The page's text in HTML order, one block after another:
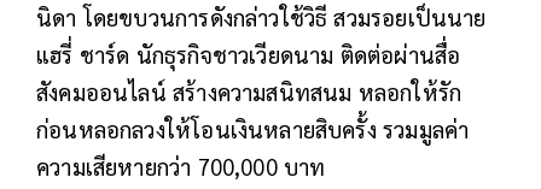
นิดา โดยขบวนการดังกล่าวใช้วิธี สวมรอยเป็นนาย
แฮรี่ ชาร์ด นักธุรกิจชาวเวียดนาม ติดต่อผ่านสื่อ
สังคมออนไลน์ สร้างความสนิทสนม หลอกให้รัก
ก่อนหลอกลวงให้โอนเงินหลายสิบครั้ง รวมมูลค่า
ความเสียหายกว่า 700,000 บาท